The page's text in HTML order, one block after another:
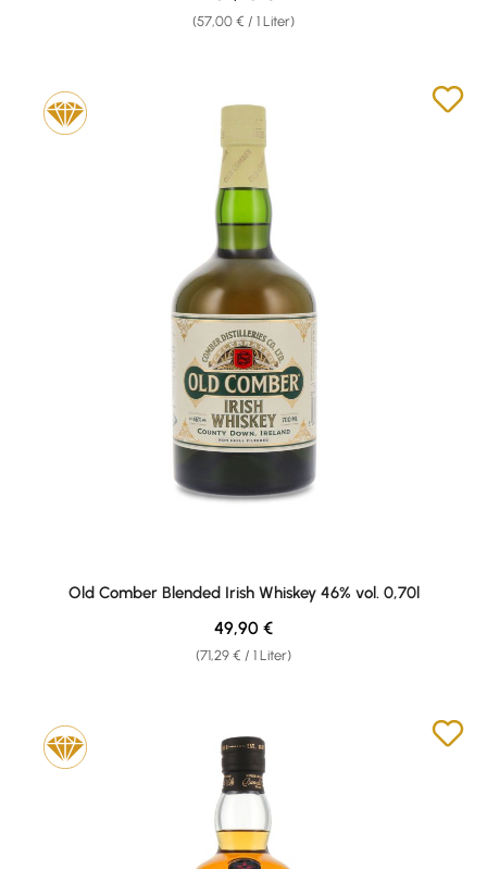
(57,00 € / 1 Liter)
Old Comber Blended Irish Whiskey 46% vol. 0,70l
(71,29 € / 1 Liter)
Regulärer Preis:
49,90 €